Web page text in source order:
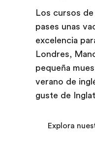
Los cursos
pases unas
excelencia
Londres,
pequeña
verano de
guste de
Explora